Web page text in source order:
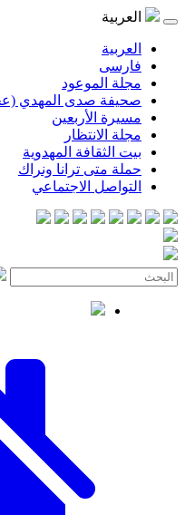
المهدي (عجّل الله فرجه)
المهدوية
ترانا ونراك
الاجتماعي